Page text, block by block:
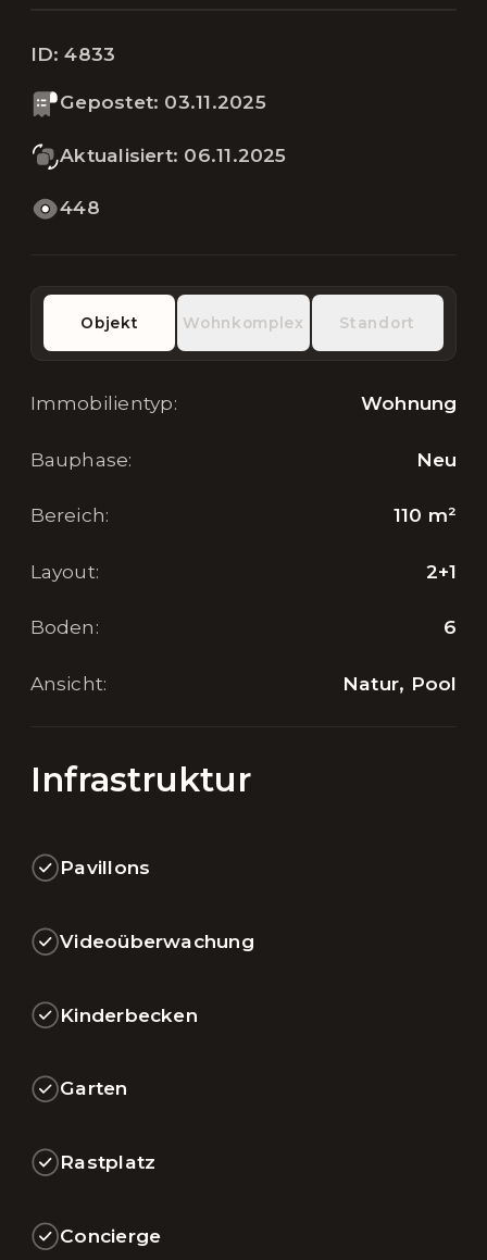
ID:4833
Gepostet: 03.11.2025
Aktualisiert: 06.11.2025
448
Objekt Wohnkomplex Standort
Immobilientyp: Wohnung
Bauphase: Neu
Bereich: 110 m²
Layout: 2+1
Boden: 6
Ansicht: Natur, Pool
Infrastruktur
Pavillons
Videoüberwachung
Kinderbecken
Garten
Rastplatz
Concierge